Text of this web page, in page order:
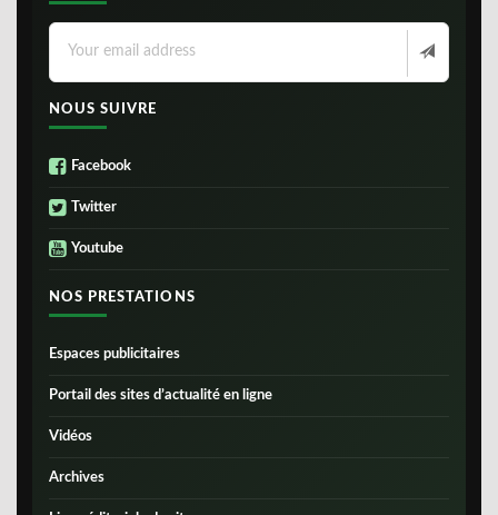
NOUS SUIVRE
Facebook
Twitter
Youtube
NOS PRESTATIONS
Espaces publicitaires
Portail des sites d’actualité en ligne
Vidéos
Archives